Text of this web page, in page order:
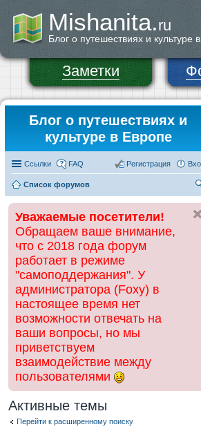
Mishanita.ru
Блог о путешествиях и культуре
Заметки
Блог о путешествиях и
культуре в Европе
Ссылки FAQ Регистрация
Список форумов
ск
Уважаемые посетители!
Обращаем ваше внимание,
что с 2018 года форум
работает в режиме
"самоподдержания". У
администратора (Foxy) в
настоящее время нет
возможности отвечать на
ваши вопросы, но мы
приветствуем
взаимодействие между
пользователями
Активные темы
Перейти к расширенному поиску